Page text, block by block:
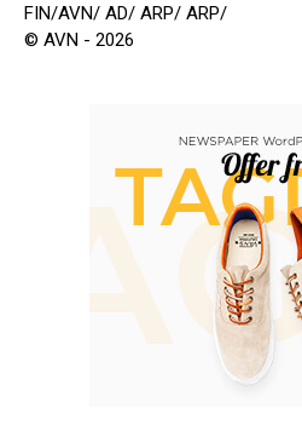
FIN/AVN/ AD/ ARP/ ARP/
© AVN - 2026